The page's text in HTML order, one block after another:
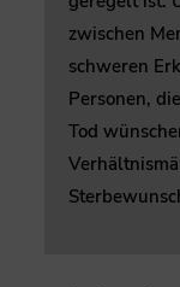
zwischen
schweren
Personen,
Tod